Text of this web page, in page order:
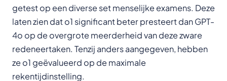
getest op een diverse set menselijke examens. Deze
laten zien dat o1 significant beter presteert dan GPT-
4o op de overgrote meerderheid van deze zware
redeneertaken. Tenzij anders aangegeven, hebben
ze o1 geëvalueerd op de maximale
rekentijdinstelling.